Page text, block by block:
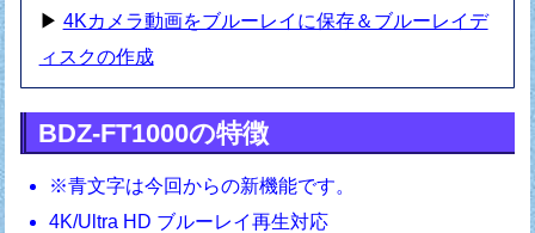
▶ 4Kカメラ動画をブルーレイに保存＆ブルーレイデ
ィスクの作成
BDZ-FT1000の特徴
※青文字は今回からの新機能です。
4K/Ultra HD ブルーレイ再生対応